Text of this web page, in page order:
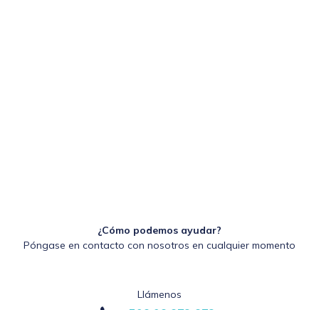
¿Cómo podemos ayudar?
Póngase en contacto con nosotros en cualquier momento
Llámenos